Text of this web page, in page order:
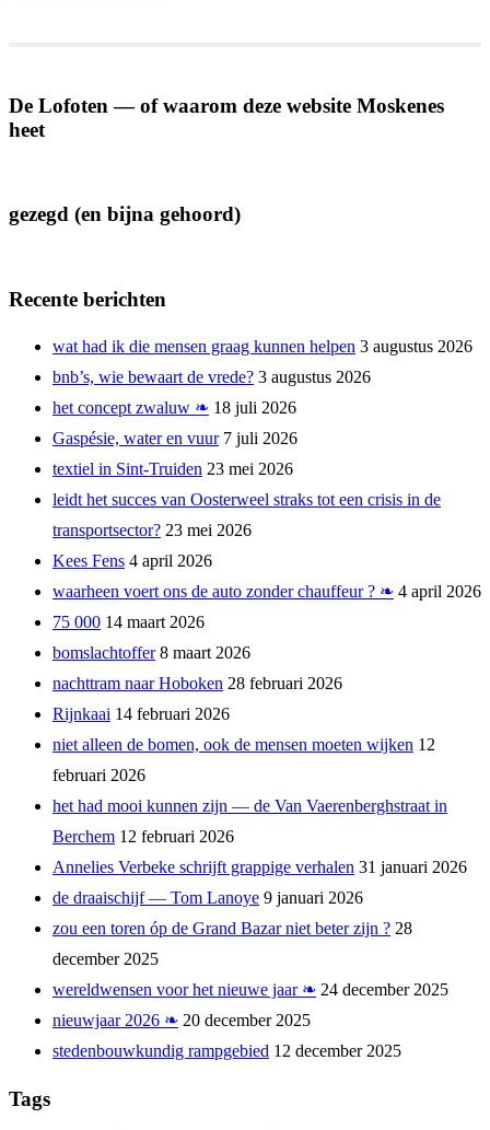
De Lofoten — of waarom deze website Moskenes
heet
gezegd (en bijna gehoord)
Recente berichten
wat had ik die mensen graag kunnen helpen 3 augustus 2026
bnb’s, wie bewaart de vrede? 3 augustus 2026
het concept zwaluw ❧ 18 juli 2026
Gaspésie, water en vuur 7 juli 2026
textiel in Sint-Truiden 23 mei 2026
leidt het succes van Oosterweel straks tot een crisis in de
transportsector? 23 mei 2026
Kees Fens 4 april 2026
waarheen voert ons de auto zonder chauffeur ? ❧ 4 april 2026
75 000 14 maart 2026
bomslachtoffer 8 maart 2026
nachttram naar Hoboken 28 februari 2026
Rijnkaai 14 februari 2026
niet alleen de bomen, ook de mensen moeten wijken 12
februari 2026
het had mooi kunnen zijn — de Van Vaerenberghstraat in
Berchem 12 februari 2026
Annelies Verbeke schrijft grappige verhalen 31 januari 2026
de draaischijf — Tom Lanoye 9 januari 2026
zou een toren óp de Grand Bazar niet beter zijn ? 28
december 2025
wereldwensen voor het nieuwe jaar ❧ 24 december 2025
nieuwjaar 2026 ❧ 20 december 2025
stedenbouwkundig rampgebied 12 december 2025
Tags